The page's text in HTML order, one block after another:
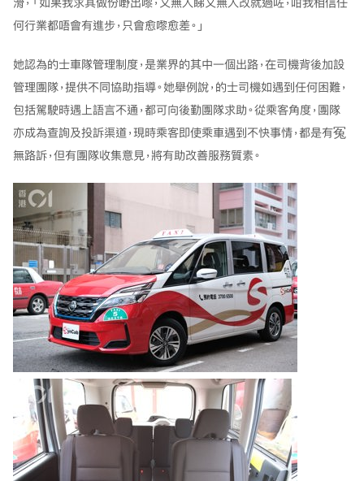
滑，「如果我求其做份嘢出嚟，又無人睇又無人改就過咗，咁我相信任
何行業都唔會有進步，只會愈嚟愈差。」
她認為的士車隊管理制度，是業界的其中一個出路，在司機背後加設
管理團隊，提供不同協助指導。她舉例說，的士司機如遇到任何困難，
包括駕駛時遇上語言不通，都可向後勤團隊求助。從乘客角度，團隊
亦成為查詢及投訴渠道，現時乘客即使乘車遇到不快事情，都是有冤
無路訴，但有團隊收集意見，將有助改善服務質素。